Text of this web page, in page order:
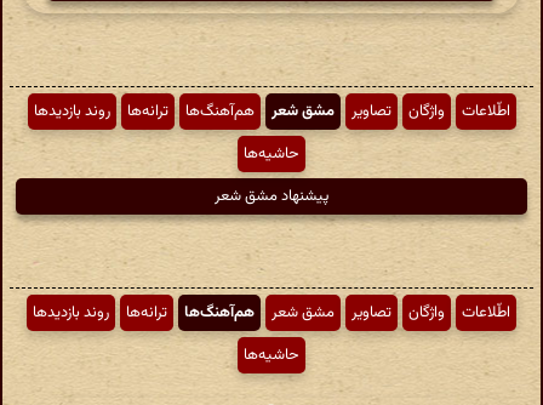
اطّلاعات واژگان تصاویر مشق شعر هم‌آهنگ‌ها ترانه‌ها
روند بازدیدها
حاشیه‌ها
پیشنهاد مشق شعر
اطّلاعات واژگان تصاویر مشق شعر هم‌آهنگ‌ها ترانه‌ها
روند بازدیدها
حاشیه‌ها